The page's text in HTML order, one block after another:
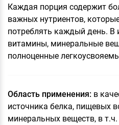
Каждая порция содержит
важных нутриентов,
потреблять каждый день. В
витамины, минеральные
полноценные
Область применения: в
источника белка, пищевых
минеральных веществ, в